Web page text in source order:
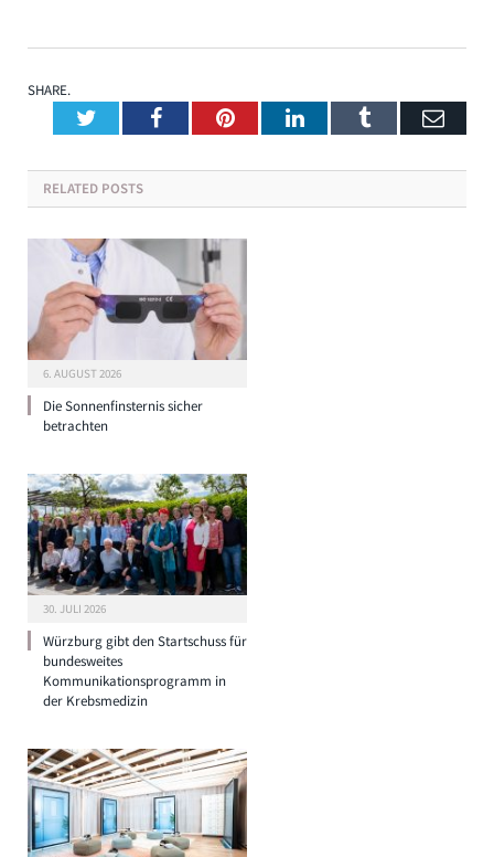
SHARE.
TwitterFacebookPinterestLinkedInTumblr
RELATED POSTS
6. AUGUST 2026
Die Sonnenfinsternis sicher
betrachten
30. JULI 2026
Würzburg gibt den Startschuss für
bundesweites
Kommunikationsprogramm in
der Krebsmedizin